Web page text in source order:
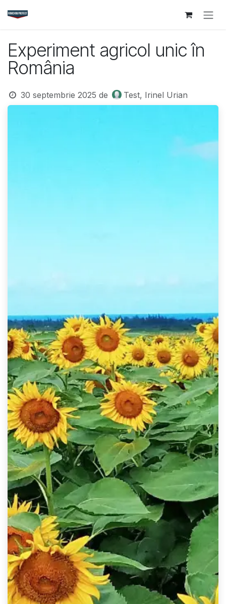
Experiment agricol unic în
România
30 septembrie 2025 de Test, Irinel Urian